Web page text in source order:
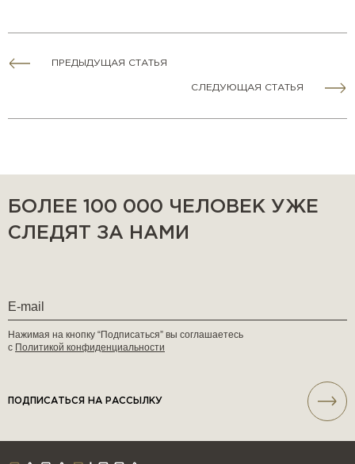
ПРЕДЫДУЩАЯ СТАТЬЯ
СЛЕДУЮЩАЯ СТАТЬЯ
БОЛЕЕ 100 000 ЧЕЛОВЕК УЖЕ
СЛЕДЯТ ЗА НАМИ
Нажимая на кнопку “Подписаться” вы соглашаетесь
с Политикой конфиденциальности
ПОДПИСАТЬСЯ НА РАССЫЛКУ